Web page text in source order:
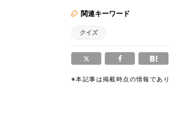
関連キーワード
クイズ
※本記事は掲載時点の情報であ